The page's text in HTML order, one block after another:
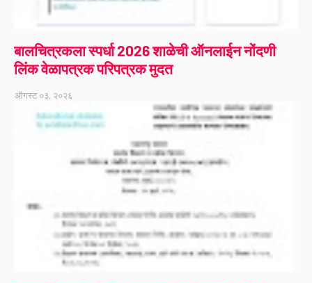
बालचित्रकला स्पर्धा 2026 शाळेची ऑनलाईन नोंदणी
लिंक वेळापत्रक परिपत्रक मुदत
ऑगस्ट ०३, २०२६